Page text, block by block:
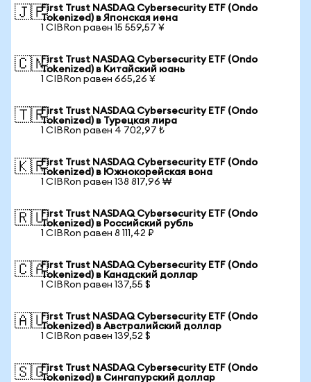
🇯🇵First Trust NASDAQ Cybersecurity ETF (Ondo
Tokenized) в Японская иена
1 CIBRon равен 15 559,57 ¥
🇨🇳First Trust NASDAQ Cybersecurity ETF (Ondo
Tokenized) в Китайский юань
1 CIBRon равен 665,26 ¥
🇹🇷First Trust NASDAQ Cybersecurity ETF (Ondo
Tokenized) в Турецкая лира
1 CIBRon равен 4 702,97 ₺
🇰🇷First Trust NASDAQ Cybersecurity ETF (Ondo
Tokenized) в Южнокорейская вона
1 CIBRon равен 138 817,96 ₩
🇷🇺First Trust NASDAQ Cybersecurity ETF (Ondo
Tokenized) в Российский рубль
1 CIBRon равен 8 111,42 ₽
🇨🇦First Trust NASDAQ Cybersecurity ETF (Ondo
Tokenized) в Канадский доллар
1 CIBRon равен 137,55 $
🇦🇺First Trust NASDAQ Cybersecurity ETF (Ondo
Tokenized) в Австралийский доллар
1 CIBRon равен 139,52 $
🇸🇬First Trust NASDAQ Cybersecurity ETF (Ondo
Tokenized) в Сингапурский доллар